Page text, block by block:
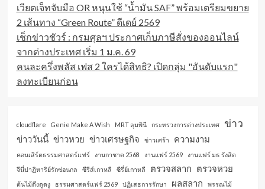
เวียตเจ็ทจับมือ OR หนุนใช้ “น้ำมัน SAF” พร้อมเตรียมขยาย
2 เส้นทาง “Green Route” ดีเดย์ 2569
เช็กข่าวชัวร์ : กรมศุลฯ ประกาศเก็บภาษีสั่งของออนไลน์
จากต่างประเทศ เริ่ม 1 ม.ค. 69
คนละครึ่งพลัส เฟส 2 ใครได้สิทธิ? เปิดกลุ่ม "อันดับแรก"
ลงทะเบียนก่อน
cloudflare Genie Make A Wish MRT ลุมพินี กระทรวงการต่างประเทศ ข่าว
ข่าววันนี้ ข่าวหวย ข่าวเศรษฐกิจ ข่าวเศร้า ความงาม
คอนเสิร์ตธรรมศาสตร์แฟร์ งานกาชาด 2568 งานแฟร์ 2569
งานแฟร์ มธ รังสิต
จีนี่ปาฏิหาริย์รักซ่อนกล
ซีรีส์เกาหลี ซีรี่ย์เกาหลี ตรวจสลาก ตรวจหวย
ต้นไม้ดึงดูดงู ธรรมศาสตร์แฟร์ 2569 ปฏิเสธการรักษา ผลสลาก
พรรณไม้